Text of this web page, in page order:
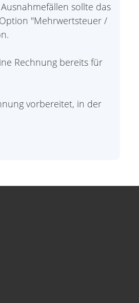
sollte das
"Mehrwertsteuer /
Rechnung bereits für
vorbereitet, in der